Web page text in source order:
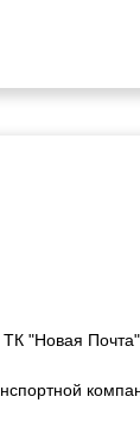
ТК "Новая Почта"